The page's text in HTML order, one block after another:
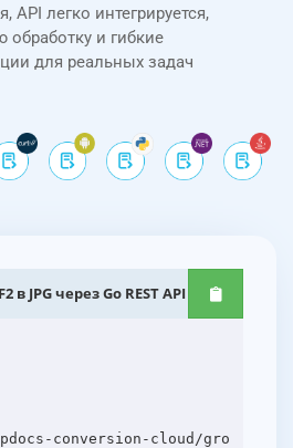
легко интегрируется,
обработку и гибкие
для реальных задач
в JPG через Go REST API
conversion-cloud/gro